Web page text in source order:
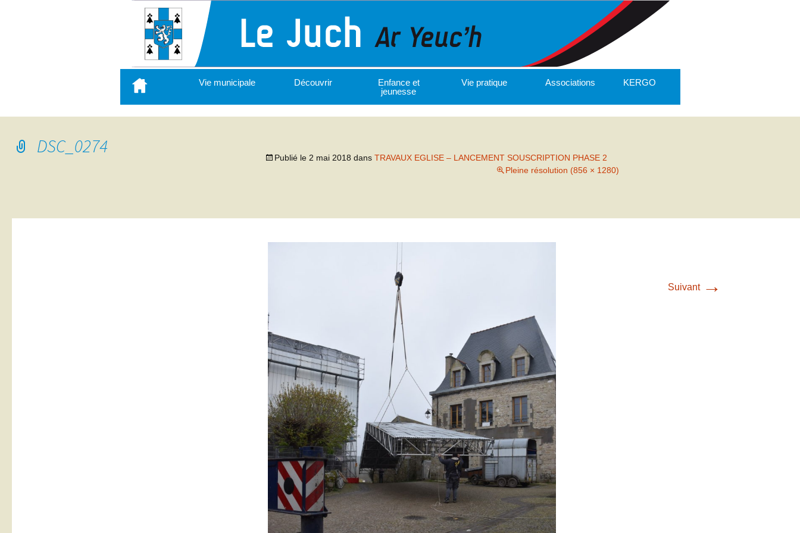
contenu
principal
Vie municipale Découvrir
Enfance et
jeunesse
Vie pratique Associations KERGO
DSC_0274
Publié le 2 mai 2018 dans TRAVAUX EGLISE – LANCEMENT SOUSCRIPTION PHASE 2
Pleine résolution (856 × 1280)
Suivant →